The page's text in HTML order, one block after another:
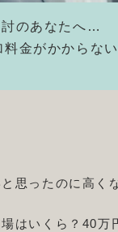
のあなたへ…
金がかからな
思ったのに高く
はいくら？40万